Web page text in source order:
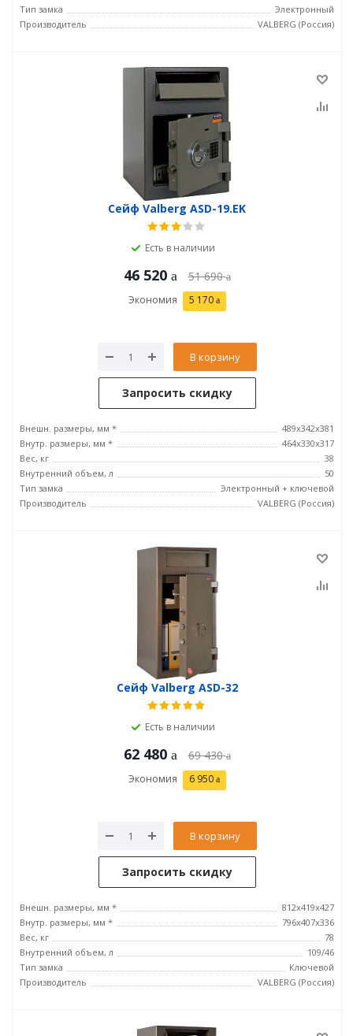
Тип замка
Электронный
Производитель
VALBERG (Россия)
Сейф Valberg ASD-19.EK
Есть в наличии
46 520 51 690
Экономия 5 170
В корзину
Запросить скидку
Внешн. размеры, мм *
489x342x381
Внутр. размеры, мм *
464х330х317
Вес, кг
38
Внутренний объем, л
50
Тип замка
Электронный + ключевой
Производитель
VALBERG (Россия)
Сейф Valberg ASD-32
Есть в наличии
62 480 69 430
Экономия 6 950
В корзину
Запросить скидку
Внешн. размеры, мм *
812x419x427
Внутр. размеры, мм *
796х407х336
Вес, кг
78
Внутренний объем, л
109/46
Тип замка
Ключевой
Производитель
VALBERG (Россия)